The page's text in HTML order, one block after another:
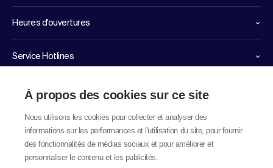
Heures d'ouvertures
Service Hotlines
Liens importants
À propos des cookies sur ce site
Nous utilisons les cookies pour collecter et analyser des
informations sur les performances et l'utilisation du site, pour fournir
des fonctionnalités de médias sociaux et pour améliorer et
personnaliser le contenu et les publicités.